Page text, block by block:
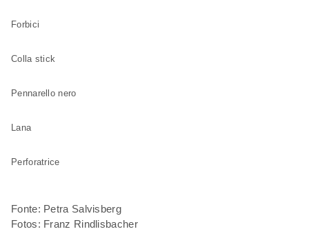
Forbici
Colla stick
Pennarello nero
Lana
Perforatrice
Fonte: Petra Salvisberg
Fotos: Franz Rindlisbacher